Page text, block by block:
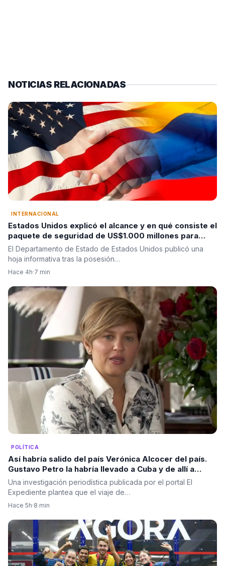
NOTICIAS RELACIONADAS
INTERNACIONAL
Estados Unidos explicó el alcance y en qué consiste el
paquete de seguridad de US$1.000 millones para
Colombia tras la posesión de Abelardo De La Espriella
El Departamento de Estado de Estados Unidos publicó una
hoja informativa tras la posesión…
Hace 4h·7 min
POLÍTICA
Así habría salido del país Verónica Alcocer del país.
Gustavo Petro la habría llevado a Cuba y de allí a
Suecia
Una investigación periodística publicada por el portal El
Expediente plantea que el viaje de…
Hace 5h·8 min